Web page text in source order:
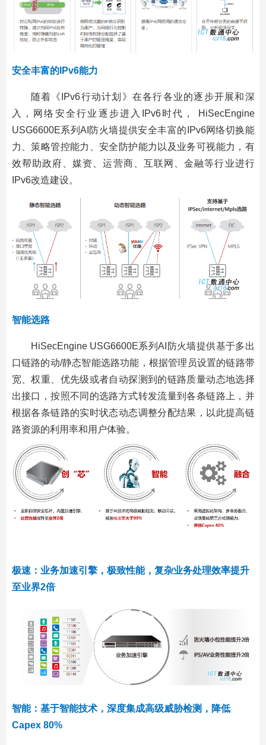
安全丰富的IPv6能力
随着《IPv6行动计划》在各行各业的逐步开展和深
入，网络安全行业逐步进入IPv6时代， HiSecEngine
USG6600E系列AI防火墙提供安全丰富的IPv6网络切换能
力、策略管控能力、安全防护能力以及业务可视能力，有
效帮助政府、媒资、运营商、互联网、金融等行业进行
IPv6改造建设。
智能选路
HiSecEngine USG6600E系列AI防火墙提供基于多出
口链路的动/静态智能选路功能，根据管理员设置的链路带
宽、权重、优先级或者自动探测到的链路质量动态地选择
出接口，按照不同的选路方式转发流量到各条链路上，并
根据各条链路的实时状态动态调整分配结果，以此提高链
路资源的利用率和用户体验。
极速：业务加速引擎，极致性能，复杂业务处理效率提升
至业界2倍
智能：基于智能技术，深度集成高级威胁检测，降低
Capex 80%